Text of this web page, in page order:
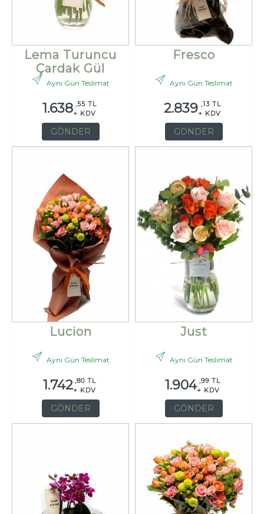
Lema Turuncu
Çardak Gül
Aynı Gün Teslimat
1.638 ,55 TL
+ KDV
GÖNDER
Fresco
Aynı Gün Teslimat
2.839 ,13 TL
+ KDV
GÖNDER
Lucion
Aynı Gün Teslimat
1.742 ,80 TL
+ KDV
GÖNDER
Just
Aynı Gün Teslimat
1.904 ,99 TL
+ KDV
GÖNDER